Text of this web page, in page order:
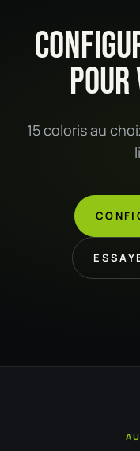
15 coloris au